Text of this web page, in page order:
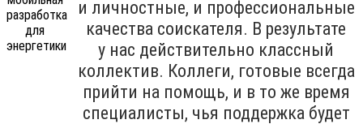
и личностные, и профессиональные
качества соискателя. В результате
у нас действительно классный
коллектив. Коллеги, готовые всегда
прийти на помощь, и в то же время
специалисты, чья поддержка будет